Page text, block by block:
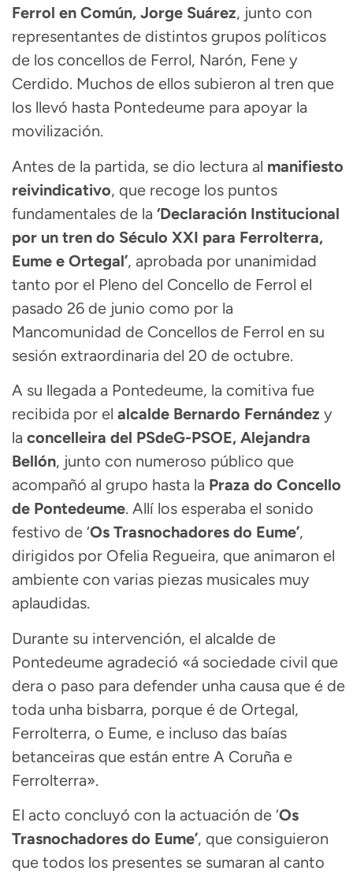
Ferrol en Común, Jorge Suárez, junto con
representantes de distintos grupos políticos
de los concellos de Ferrol, Narón, Fene y
Cerdido. Muchos de ellos subieron al tren que
los llevó hasta Pontedeume para apoyar la
movilización.
Antes de la partida, se dio lectura al manifiesto
reivindicativo, que recoge los puntos
fundamentales de la ‘Declaración Institucional
por un tren do Século XXI para Ferrolterra,
Eume e Ortegal’, aprobada por unanimidad
tanto por el Pleno del Concello de Ferrol el
pasado 26 de junio como por la
Mancomunidad de Concellos de Ferrol en su
sesión extraordinaria del 20 de octubre.
A su llegada a Pontedeume, la comitiva fue
recibida por el alcalde Bernardo Fernández y
la concelleira del PSdeG-PSOE, Alejandra
Bellón, junto con numeroso público que
acompañó al grupo hasta la Praza do Concello
de Pontedeume. Allí los esperaba el sonido
festivo de ‘Os Trasnochadores do Eume’,
dirigidos por Ofelia Regueira, que animaron el
ambiente con varias piezas musicales muy
aplaudidas.
Durante su intervención, el alcalde de
Pontedeume agradeció «á sociedade civil que
dera o paso para defender unha causa que é de
toda unha bisbarra, porque é de Ortegal,
Ferrolterra, o Eume, e incluso das baías
betanceiras que están entre A Coruña e
Ferrolterra».
El acto concluyó con la actuación de ‘Os
Trasnochadores do Eume’, que consiguieron
que todos los presentes se sumaran al canto